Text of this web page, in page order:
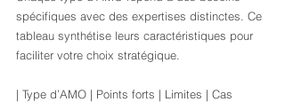
spécifiques avec des expertises distinctes. Ce
tableau synthétise leurs caractéristiques pour
faciliter votre choix stratégique.
| Type d’AMO | Points forts | Limites | Cas